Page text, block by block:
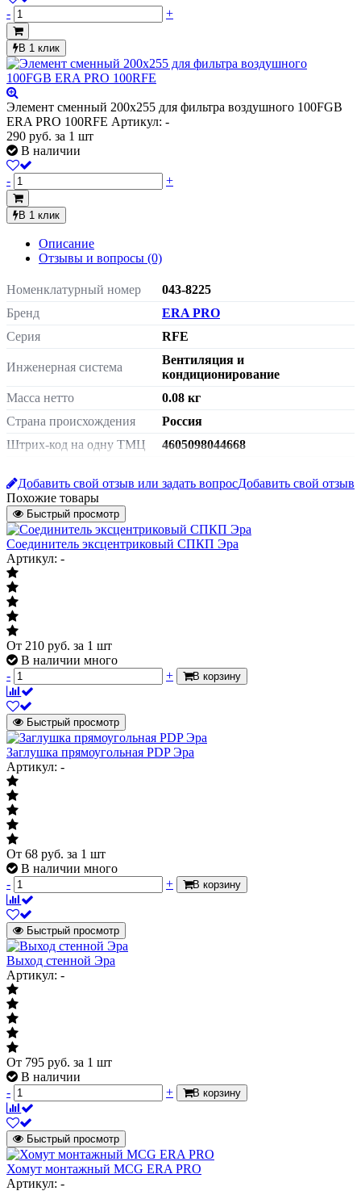
- +
В 1 клик
Элемент сменный 200х255 для фильтра воздушного 100FGB
ERA PRO 100RFE Артикул: -
290 руб. за 1 шт
В наличии
- +
В 1 клик
Описание
Отзывы и вопросы (0)
Номенклатурный номер
043-8225
Бренд
ERA PRO
Серия
RFE
Инженерная система
Вентиляция и
кондиционирование
Масса нетто
0.08 кг
Страна происхождения
Россия
Штрих-код на одну ТМЦ
4605098044668
Исполнение
для фильтра воздушного
Добавить свой отзыв или задать вопросДобавить свой отзыв
Похожие товары
Быстрый просмотр
Соединитель эксцентриковый СПКП Эра
Артикул: -
От 210 руб. за 1 шт
В наличии много
-
+ В корзину
Быстрый просмотр
Заглушка прямоугольная PDP Эра
Артикул: -
От 68 руб. за 1 шт
В наличии много
-
+ В корзину
Быстрый просмотр
Выход стенной Эра
Артикул: -
От 795 руб. за 1 шт
В наличии
-
+ В корзину
Быстрый просмотр
Хомут монтажный MCG ERA PRO
Артикул: -